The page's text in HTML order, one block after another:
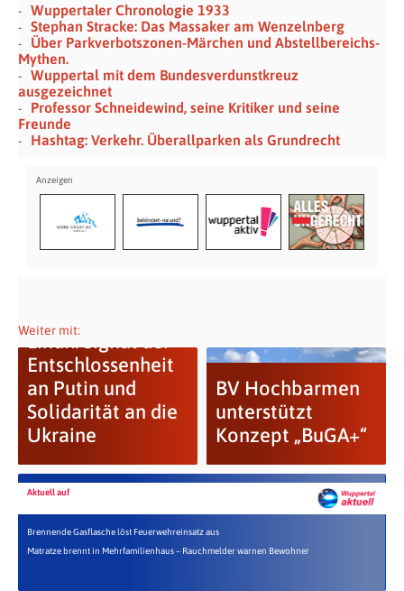
Wuppertaler Chronologie 1933
Stephan Stracke: Das Massaker am Wenzelnberg
Über Parkverbotszonen-Märchen und Abstellbereichs-
Mythen.
Wuppertal mit dem Bundesverdunstkreuz
ausgezeichnet
Professor Schneidewind, seine Kritiker und seine
Freunde
Hashtag: Verkehr. Überallparken als Grundrecht
Weiter mit:
Lindh: Signal der
Entschlossenheit
an Putin und
Solidarität an die
Ukraine
BV Hochbarmen
unterstützt
Konzept „BuGA+“
Aktuell auf
Brennende Gasflasche löst Feuerwehreinsatz aus
Matratze brennt in Mehrfamilienhaus – Rauchmelder warnen Bewohner